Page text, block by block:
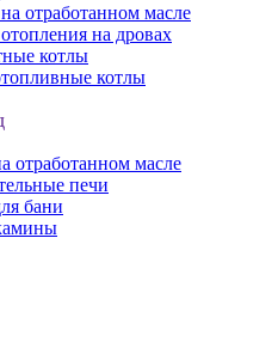
отработанном масле
на дровах
котлы
котлы
отработанном масле
печи
бани